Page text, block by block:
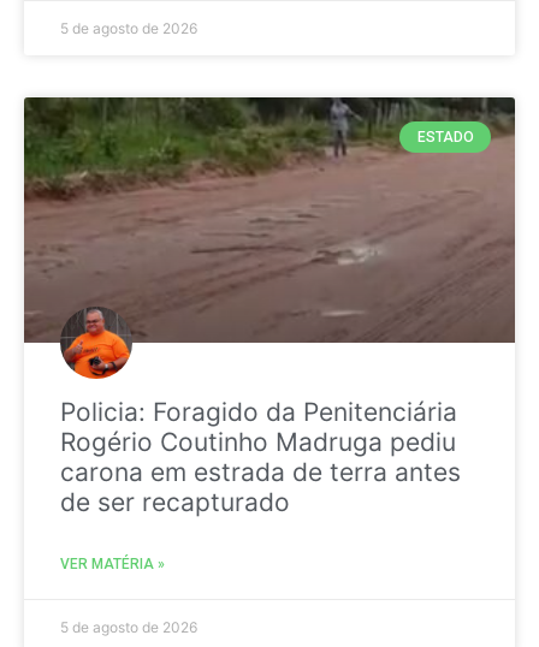
5 de agosto de 2026
ESTADO
Policia: Foragido da Penitenciária
Rogério Coutinho Madruga pediu
carona em estrada de terra antes
de ser recapturado
VER MATÉRIA »
5 de agosto de 2026